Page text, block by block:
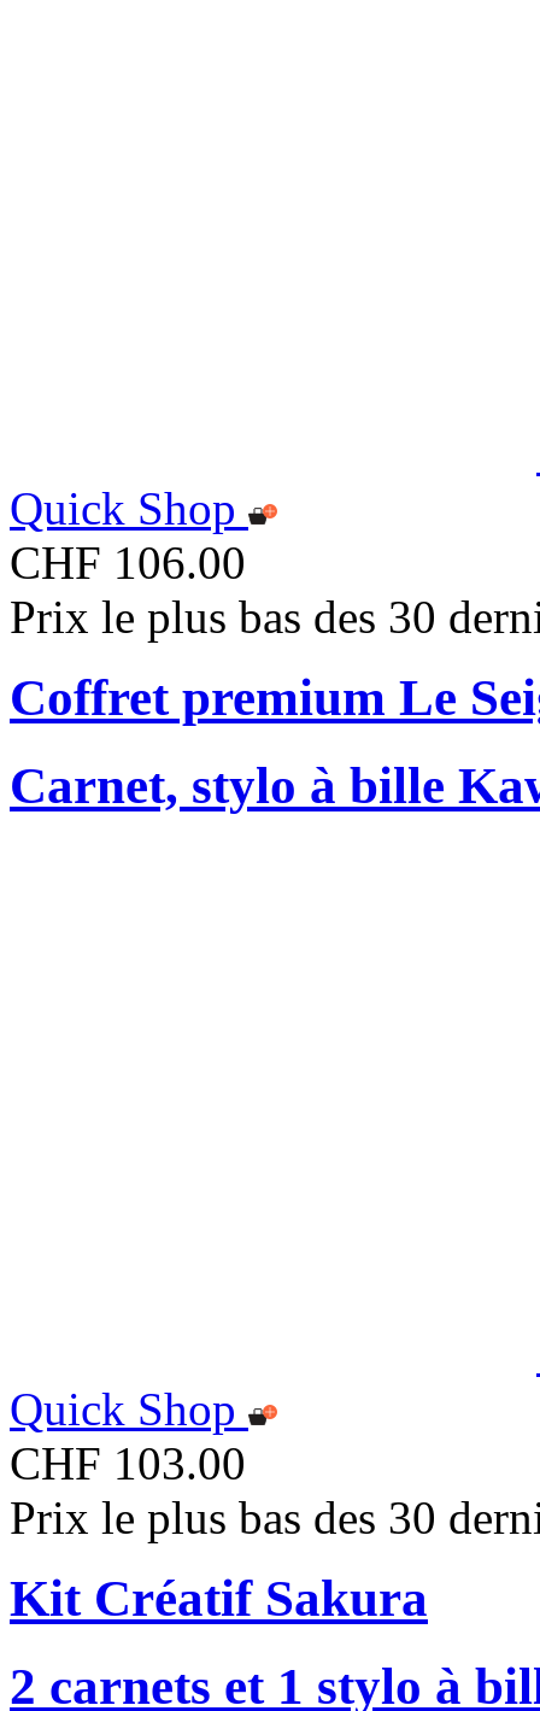
Quick Shop
CHF 106.00
Prix le plus bas des 30
Coffret premium Le
Carnet, stylo à bille
Quick Shop
CHF 103.00
Prix le plus bas des 30
Kit Créatif Sakura
2 carnets et 1 stylo à